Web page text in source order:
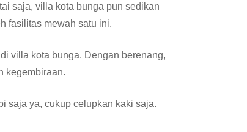
saja, villa kota bunga pun sedikan
fasilitas mewah satu ini.
villa kota bunga. Dengan berenang,
kegembiraan.
saja ya, cukup celupkan kaki saja.